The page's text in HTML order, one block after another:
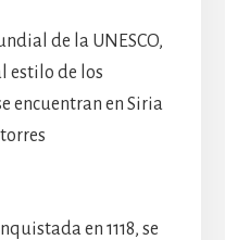
de la UNESCO,
estilo de los
encuentran en Siria
en 1118, se